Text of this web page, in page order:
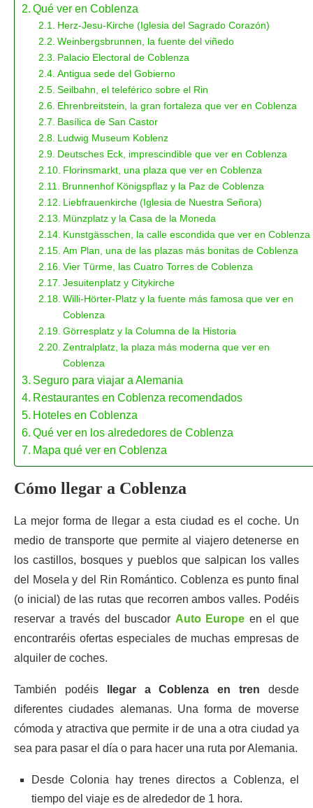
Qué ver en Coblenza
Herz-Jesu-Kirche (Iglesia del Sagrado Corazón)
Weinbergsbrunnen, la fuente del viñedo
Palacio Electoral de Coblenza
Antigua sede del Gobierno
Seilbahn, el teleférico sobre el Rin
Ehrenbreitstein, la gran fortaleza que ver en Coblenza
Basílica de San Castor
Ludwig Museum Koblenz
Deutsches Eck, imprescindible que ver en Coblenza
Florinsmarkt, una plaza que ver en Coblenza
Brunnenhof Königspflaz y la Paz de Coblenza
Liebfrauenkirche (Iglesia de Nuestra Señora)
Münzplatz y la Casa de la Moneda
Kunstgässchen, la calle escondida que ver en Coblenza
Am Plan, una de las plazas más bonitas de Coblenza
Vier Türme, las Cuatro Torres de Coblenza
Jesuitenplatz y Citykirche
Willi-Hörter-Platz y la fuente más famosa que ver en
Coblenza
Görresplatz y la Columna de la Historia
Zentralplatz, la plaza más moderna que ver en
Coblenza
Seguro para viajar a Alemania
Restaurantes en Coblenza recomendados
Hoteles en Coblenza
Qué ver en los alrededores de Coblenza
Mapa qué ver en Coblenza
Cómo llegar a Coblenza
La mejor forma de llegar a esta ciudad es el coche. Un
medio de transporte que permite al viajero detenerse en
los castillos, bosques y pueblos que salpican los valles
del Mosela y del Rin Romántico. Coblenza es punto final
(o inicial) de las rutas que recorren ambos valles. Podéis
reservar a través del buscador Auto Europe en el que
encontraréis ofertas especiales de muchas empresas de
alquiler de coches.
También podéis llegar a Coblenza en tren desde
diferentes ciudades alemanas. Una forma de moverse
cómoda y atractiva que permite ir de una a otra ciudad ya
sea para pasar el día o para hacer una ruta por Alemania.
Desde Colonia hay trenes directos a Coblenza, el
tiempo del viaje es de alrededor de 1 hora.